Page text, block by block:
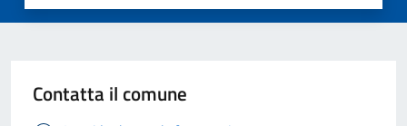
Contatta il comune